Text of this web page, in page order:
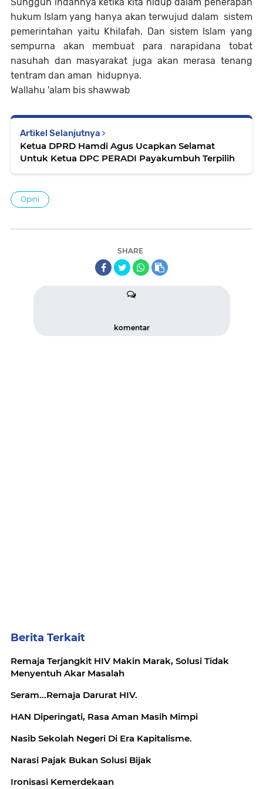
Sungguh indahnya ketika kita hidup dalam penerapan
hukum Islam yang hanya akan terwujud dalam sistem
pemerintahan yaitu Khilafah. Dan sistem Islam yang
sempurna akan membuat para narapidana tobat
nasuhah dan masyarakat juga akan merasa tenang
tentram dan aman hidupnya.
Wallahu 'alam bis shawwab
Artikel Selanjutnya
Ketua DPRD Hamdi Agus Ucapkan Selamat
Untuk Ketua DPC PERADI Payakumbuh Terpilih
Opini
SHARE
komentar
Berita Terkait
Remaja Terjangkit HIV Makin Marak, Solusi Tidak
Menyentuh Akar Masalah
Seram...Remaja Darurat HIV.
HAN Diperingati, Rasa Aman Masih Mimpi
Nasib Sekolah Negeri Di Era Kapitalisme.
Narasi Pajak Bukan Solusi Bijak
Ironisasi Kemerdekaan